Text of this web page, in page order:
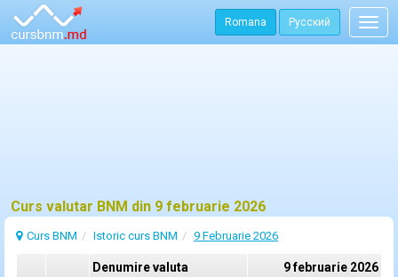
Romana Русский
Curs valutar BNM din 9 februarie 2026
Curs BNM Istoric curs BNM 9 Februarie 2026
Denumire valuta
9 februarie 2026